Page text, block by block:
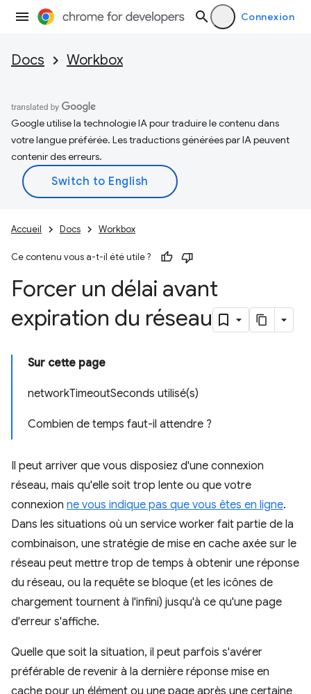
Connexion
Docs Workbox
Google utilise la technologie IA pour traduire le contenu dans
votre langue préférée. Les traductions générées par IA peuvent
contenir des erreurs.
Accueil Docs Workbox
Ce contenu vous a-t-il été utile ?
Forcer un délai avant
expiration du réseau
Sur cette page
networkTimeoutSeconds utilisé(s)
Combien de temps faut-il attendre ?
Il peut arriver que vous disposiez d'une connexion
réseau, mais qu'elle soit trop lente ou que votre
connexion ne vous indique pas que vous êtes en ligne.
Dans les situations où un service worker fait partie de la
combinaison, une stratégie de mise en cache axée sur le
réseau peut mettre trop de temps à obtenir une réponse
du réseau, ou la requête se bloque (et les icônes de
chargement tournent à l'infini) jusqu'à ce qu'une page
d'erreur s'affiche.
Quelle que soit la situation, il peut parfois s'avérer
préférable de revenir à la dernière réponse mise en
cache pour un élément ou une page après une certaine